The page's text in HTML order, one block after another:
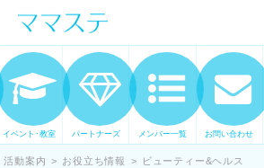
信します。 手づくり
ママステ スキル・セ
たいママが集まって
ます。
イベント･教室 パートナーズ メンバー一覧 お問い合わせ
活動案内 > お役立ち情報 > ビューティー&ヘルス